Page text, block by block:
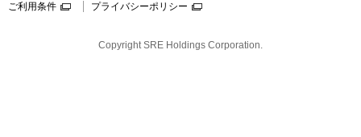
ご利用条件 プライバシーポリシー
Copyright SRE Holdings Corporation.